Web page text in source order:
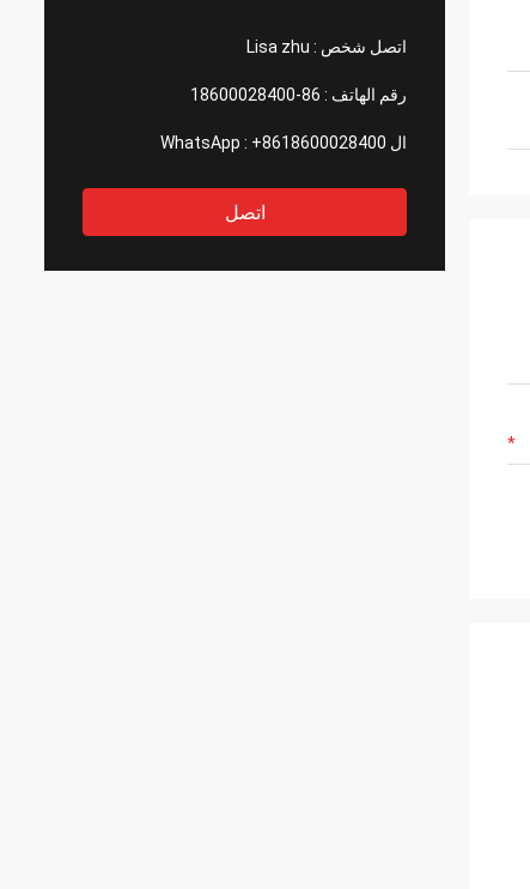
اتصل شخص : Lisa zhu
رقم الهاتف : 86-18600028400
ال WhatsApp : +8618600028400
اتصل